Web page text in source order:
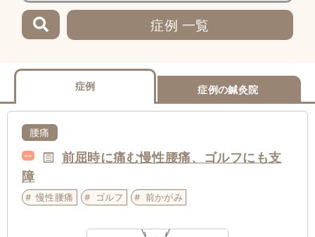
症例 一覧
症例 症例の鍼灸院
腰痛
NEW
前屈時に痛む慢性腰痛、ゴルフにも支
障
慢性腰痛 ゴルフ 前かがみ